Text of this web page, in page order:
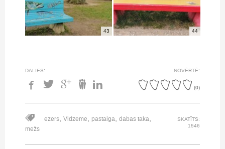
43 44
DALIES: NOVĒRTĒ:
(0)
ezers, Vidzeme, pastaiga, dabas taka,
mežs
SKATĪTS:
1546